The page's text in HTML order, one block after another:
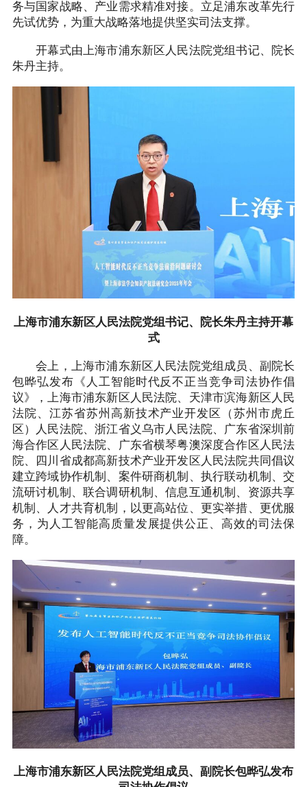
务与国家战略、产业需求精准对接。立足浦东改革先行
先试优势，为重大战略落地提供坚实司法支撑。
开幕式由上海市浦东新区人民法院党组书记、院长
朱丹主持。
上海市浦东新区人民法院党组书记、院长朱丹主持开幕
式
会上，上海市浦东新区人民法院党组成员、副院长
包晔弘发布《人工智能时代反不正当竞争司法协作倡
议》，上海市浦东新区人民法院、天津市滨海新区人民
法院、江苏省苏州高新技术产业开发区（苏州市虎丘
区）人民法院、浙江省义乌市人民法院、广东省深圳前
海合作区人民法院、广东省横琴粤澳深度合作区人民法
院、四川省成都高新技术产业开发区人民法院共同倡议
建立跨域协作机制、案件研商机制、执行联动机制、交
流研讨机制、联合调研机制、信息互通机制、资源共享
机制、人才共育机制，以更高站位、更实举措、更优服
务，为人工智能高质量发展提供公正、高效的司法保
障。
上海市浦东新区人民法院党组成员、副院长包晔弘发布